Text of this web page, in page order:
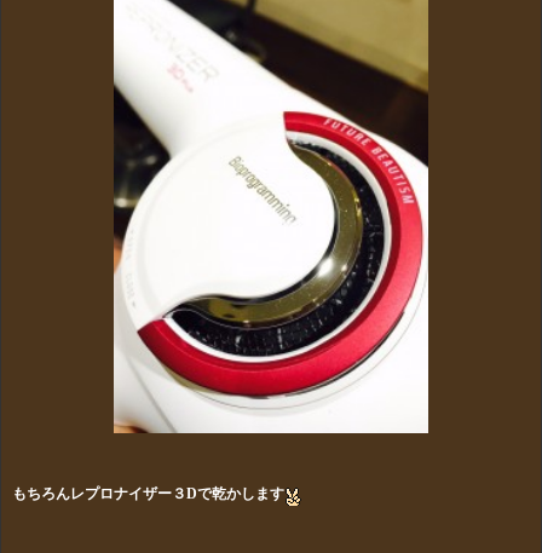
もちろんレプロナイザー３Dで乾かします